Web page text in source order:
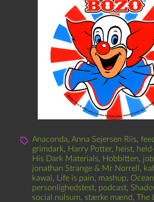
Anaconda, Anna Sejersen Riis,
grimdark, Harry Potter, heist,
His Dark Materials, Hobbitten,
jonathan Strange & Mr Norrell ,
kawai, Life is pain, mashup,
personlighedstest, podcast,
social nulsum, stærke mænd, The